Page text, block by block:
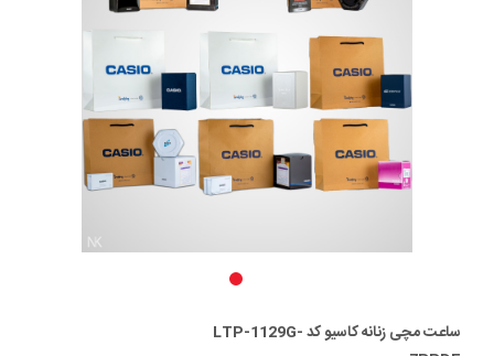
ساعت مچی زنانه کاسیو کد LTP-1129G-